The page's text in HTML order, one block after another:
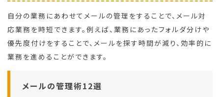
自分の業務にあわせてメールの管理をすることで、メール対
応業務を時短できます。例えば、業務にあったフォルダ分けや
優先度付けをすることで、メールを探す時間が減り、効率的に
業務を進めることができます。
メールの管理術12選